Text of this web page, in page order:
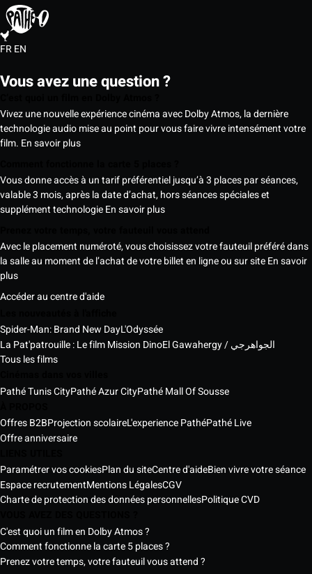
FREN
Vous avez une question ?
Vivez une nouvelle expérience cinéma avec Dolby Atmos, la dernière
technologie audio mise au point pour vous faire vivre intensément votre
film. En savoir plus
Vous donne accès à un tarif préférentiel jusqu’à 3 places par séances,
valable 3 mois, après la date d’achat, hors séances spéciales et
supplément technologieEn savoir plus
Avec le placement numéroté, vous choisissez votre fauteuil préféré dans
la salle au moment de l’achat de votre billet en ligne ou sur siteEn savoir
plus
Accéder au centre d'aide
Spider-Man: Brand New DayL'Odyssée
La Pat'patrouille : Le film Mission Dino
El Gawahergy / الجواهرجي
Tous les films
Pathé Tunis CityPathé Azur CityPathé Mall Of Sousse
Offres B2BProjection scolaireL'experience PathéPathé Live
Offre anniversaire
Paramétrer vos cookiesPlan du siteCentre d'aideBien vivre votre séance
Espace recrutementMentions LégalesCGV
Charte de protection des données personnellesPolitique CVD
C'est quoi un film en Dolby Atmos ?
Comment fonctionne la carte 5 places ?
Prenez votre temps, votre fauteuil vous attend ?